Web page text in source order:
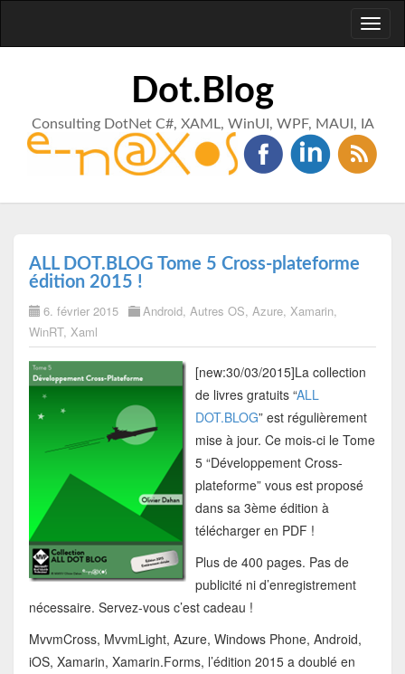
Dot.Blog
Consulting DotNet C#, XAML, WinUI, WPF, MAUI, IA
ALL DOT.BLOG Tome 5 Cross-plateforme
édition 2015 !
6. février 2015 Android, Autres OS, Azure, Xamarin,
WinRT, Xaml
[new:30/03/2015]La collection
de livres gratuits “ALL
DOT.BLOG” est régulièrement
mise à jour. Ce mois-ci le Tome
5 “Développement Cross-
plateforme” vous est proposé
dans sa 3ème édition à
télécharger en PDF !
Plus de 400 pages. Pas de
publicité ni d’enregistrement
nécessaire. Servez-vous c’est cadeau !
MvvmCross, MvvmLight, Azure, Windows Phone, Android,
iOS, Xamarin, Xamarin.Forms, l’édition 2015 a doublé en